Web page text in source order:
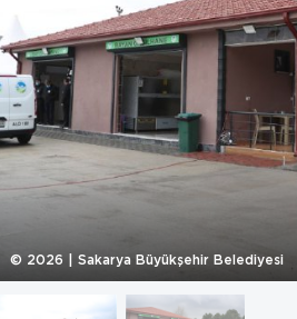
© 2026 | Sakarya Büyükşehir Belediyesi